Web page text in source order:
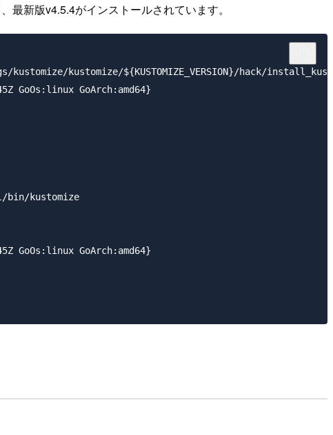
新版v4.5.4がインストールされています。
kustomize/${KUSTOMIZE_VERSION}/hack/
GoOs:linux GoArch:amd64}
bin/kustomize
GoOs:linux GoArch:amd64}